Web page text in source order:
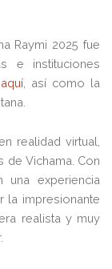
Raymi 2025 fue
e instituciones
aquí
así como la
realidad virtual,
Vichama. Con
una experiencia
la impresionante
realista y muy